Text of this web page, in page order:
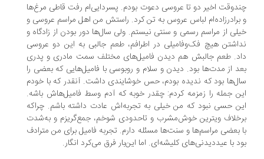
اخیر دو تا عروسی دعوت بودم. پسردایی‌ام رفت قاطی مرغ‌ها
لباس عروس به تن کرد. راستش من اهل مراسم عروسی و
از مراسم رسمی و سنتی نیستم. ولی سال‌ها دور بودن از زادگاه و
هیچ فک‌وفامیلی در اطرافم، طعم جالبی به این دو عروسی
طعم جالبش هم دیدن فامیل‌های مختلف سمت مادری و پدری
از مدت‌ها بود. دیدن و سلام و روبوسی با فامیل‌هایی که بعضی را
بود که ندیده بودم، حس خوشایندی داشت. آنقدر که با خودم
جمله را زمزمه کردم: چقدر خوبه که آدم وسط فامیل‌هاش باشه.
حسی نبود که من خیلی به تجربه‌اش عادت داشته باشم. چراکه
ویترین خوش‌مشرب و تاحدودی شوخم، جمع‌گریزم و به‌شدت
بعضی مراسم‌‌ها و سنت‌ها مسئله دارم. تجربه فامیل برای من مترادف
با عیددیدنی‌های کلیشه‌ای. اما این‌بار فرق می‌کرد انگار.